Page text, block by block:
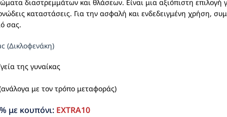
διαστρεμμάτων και θλάσεων. Είναι μια αξιόπιστη επιλογή
καταστάσεις. Για την ασφαλή και ενδεδειγμένη χρήση,
σας.
(Δικλοφενάκη)
της γυναίκας
με τον τρόπο μεταφοράς)
με κουπόνι: EXTRA10